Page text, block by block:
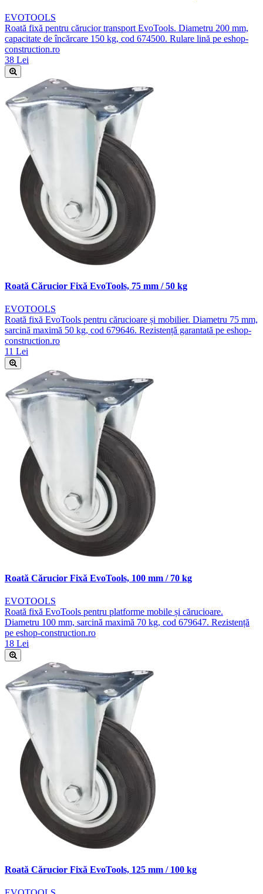
EVOTOOLS
Roată fixă pentru cărucior transport EvoTools. Diametru 200 mm,
capacitate de încărcare 150 kg, cod 674500. Rulare lină pe eshop-
construction.ro
38 Lei
Roată Cărucior Fixă EvoTools, 75 mm / 50 kg
EVOTOOLS
Roată fixă EvoTools pentru cărucioare și mobilier. Diametru 75 mm,
sarcină maximă 50 kg, cod 679646. Rezistență garantată pe eshop-
construction.ro
11 Lei
Roată Cărucior Fixă EvoTools, 100 mm / 70 kg
EVOTOOLS
Roată fixă EvoTools pentru platforme mobile și cărucioare.
Diametru 100 mm, sarcină maximă 70 kg, cod 679647. Rezistență
pe eshop-construction.ro
18 Lei
Roată Cărucior Fixă EvoTools, 125 mm / 100 kg